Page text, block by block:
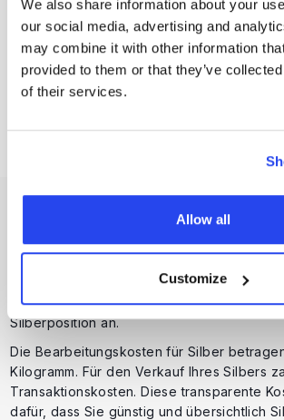
We also share information about your
our social media, advertising and
may combine it with other information
provided to them or that they’ve
of their services.
Allow all
Customize
Die Bearbeitungskosten für Silber
Kilogramm. Für den Verkauf Ihres Silbers
Transaktionskosten. Diese transparente
dafür, dass Sie günstig und übersichtlich
Kosten des
BeimSparplanzahlen Sie nur0,5 %
Standard-Kaufkosten (1 %) entspricht.
Lagerkosten in Höhe von 1 % pro Jahr
Silberposition an.